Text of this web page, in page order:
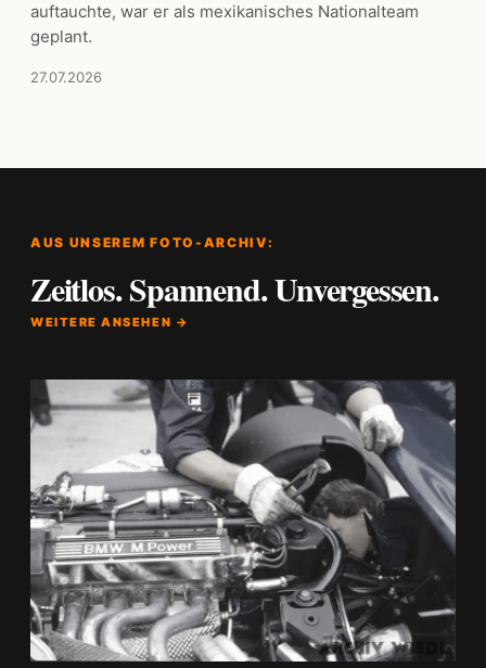
auftauchte, war er als mexikanisches Nationalteam
geplant.
27.07.2026
AUS UNSEREM FOTO-ARCHIV:
Zeitlos. Spannend. Unvergessen.
WEITERE ANSEHEN →